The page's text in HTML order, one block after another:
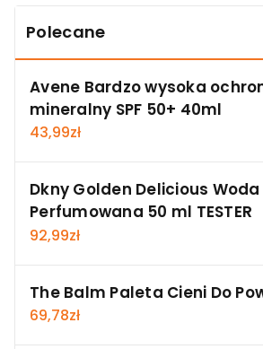
Polecane
Avene Bardzo wysoka
mineralny SPF 50+ 40ml
43,99zł
Dkny Golden Delicious Woda
Perfumowana 50 ml TESTER
92,99zł
The Balm Paleta Cieni Do
69,78zł